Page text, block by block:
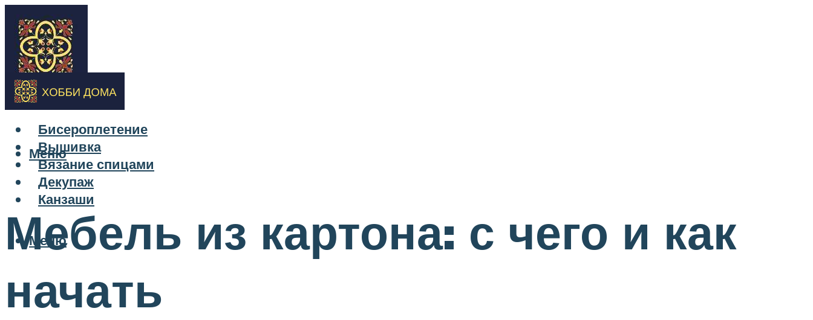
Бисероплетение
Вышивка
Вязание спицами
Декупаж
Канзаши
Меню
Меню
Мебель из картона: с чего и как
начать